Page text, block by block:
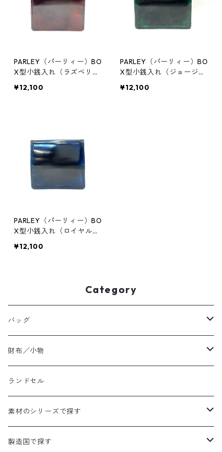
PARLEY（パーリィー）BO
X型小銭入れ（ラズベリー
¥12,100
PARLEY（パーリィー）BO
X型小銭入れ（ジョージア
¥12,100
PARLEY（パーリィー）BO
X型小銭入れ（ロイヤルブ
¥12,100
Category
バッグ
ハンドバッグ
ショルダーバッグ
ポーチ／ミニショルダー
A4対応サイズ
トートバッグ
A4対応サイズ
バックパック／リュック
財布／小物
長財布／ロングウォレット
折財布／ハーフウォレット
名刺入れ
ランドセル
素材のシリーズで探す
ハード
製造国で探す